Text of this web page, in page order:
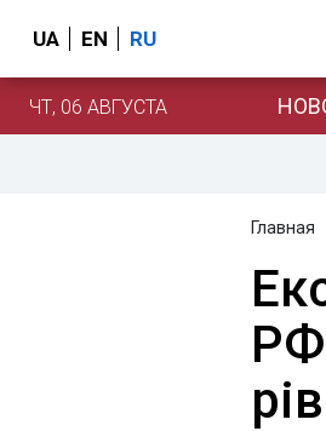
UA EN RU
ЧТ, 06 АВГУСТА
Главная
РФ